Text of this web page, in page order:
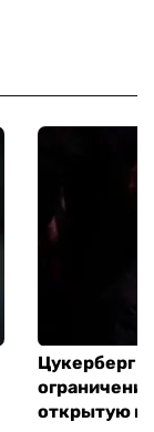
Цукерберг
открытую